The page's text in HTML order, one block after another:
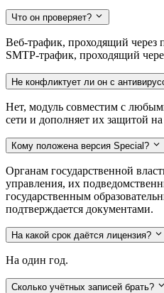
Что он проверяет?
Веб-трафик, проходящий через
SMTP-трафик, проходящий
Не конфликтует ли он с
Нет, модуль совместим с
сети и дополняет их защитой
Кому положена версия Special?
Органам государственной
управления, их
государственным
подтверждается документами.
На какой срок даётся лицензия?
На один год.
Сколько учётных записей брать?